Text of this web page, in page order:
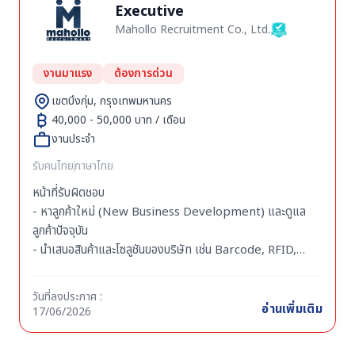
Executive
Mahollo Recruitment Co., Ltd.
งานมาแรง
ต้องการด่วน
เขตบึงกุ่ม, กรุงเทพมหานคร
40,000 - 50,000 บาท / เดือน
งานประจำ
รับคนไทยภาษาไทย
หน้าที่รับผิดชอบ
- หาลูกค้าใหม่ (New Business Development) และดูแล
ลูกค้าปัจจุบัน
- นำเสนอสินค้าและโซลูชันของบริษัท เช่น Barcode, RFID,
Integration
- วิเคราะห์ความต้องการของลูกค้าและนำเสนอโซลูชันที่เหมาะสม
วันที่ลงประกาศ :
17/06/2026
อ่านเพิ่มเติม